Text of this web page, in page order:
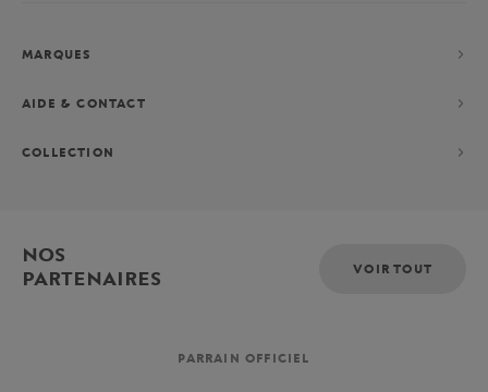
MARQUES
AIDE & CONTACT
COLLECTION
NOS
PARTENAIRES
VOIR TOUT
PARRAIN OFFICIEL